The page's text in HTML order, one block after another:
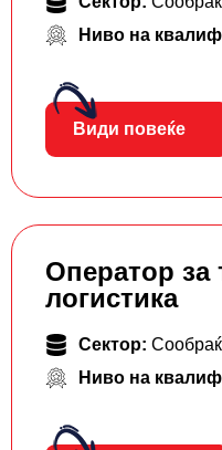
Ниво на
Види повеќе
Оператор за
логистика
Сектор:
Ниво на